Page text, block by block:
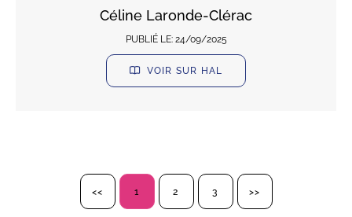
Céline Laronde-Clérac
PUBLIÉ LE: 24/09/2025
VOIR SUR HAL
<< 1 2 3 >>